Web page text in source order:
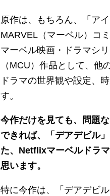
原作は、もちろん、「ア
MARVEL（マーベル）コミ
マーベル映画・ドラマシリ
（MCU）作品として、他
ドラマの世界観や設定、
す。
今作だけを見ても、問題
できれば、「デアデビル
た、Netflixマーベルドラ
思います。
特に今作は、「デアデビ